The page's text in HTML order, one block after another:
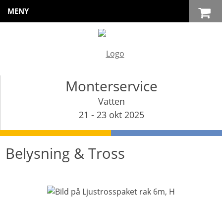
Monterservice
Vatten
21 - 23 okt 2025
MENY
Belysning & Tross